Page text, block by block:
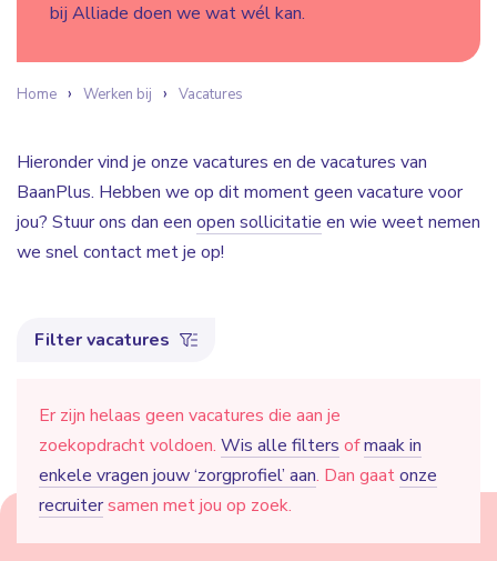
bij Alliade doen we wat wél kan.
Home Werken bij Vacatures
Hieronder vind je onze vacatures en de vacatures van
BaanPlus. Hebben we op dit moment geen vacature voor
jou? Stuur ons dan een open sollicitatie en wie weet nemen
we snel contact met je op!
Filter vacatures
Er zijn helaas geen vacatures die aan je
zoekopdracht voldoen. Wis alle filters ofmaak in
enkele vragen jouw ‘zorgprofiel’ aan. Dan gaatonze
recruitersamen met jou op zoek.